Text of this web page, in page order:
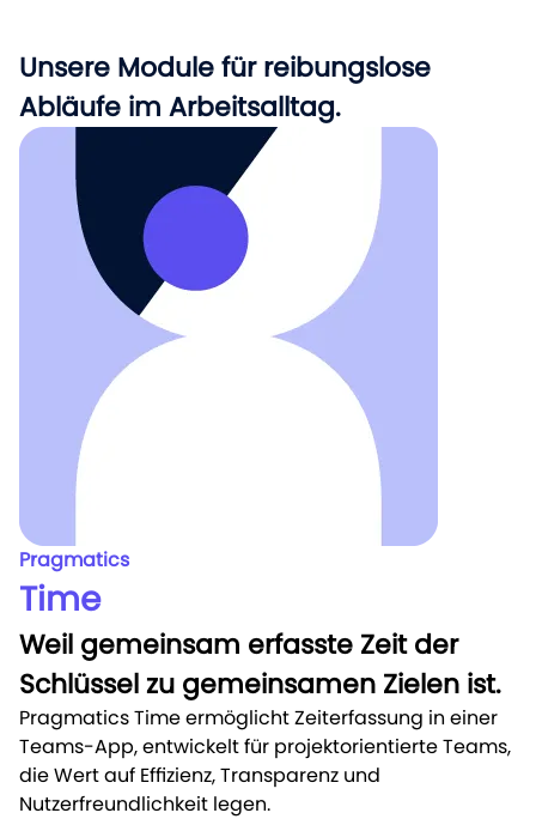
Unsere Module für reibungslose
Abläufe im Arbeitsalltag.
Pragmatics
Time
Weil gemeinsam erfasste Zeit der
Schlüssel zu gemeinsamen Zielen ist.
Pragmatics Time ermöglicht Zeiterfassung in einer
Teams-App, entwickelt für projektorientierte Teams,
die Wert auf Effizienz, Transparenz und
Nutzerfreundlichkeit legen.